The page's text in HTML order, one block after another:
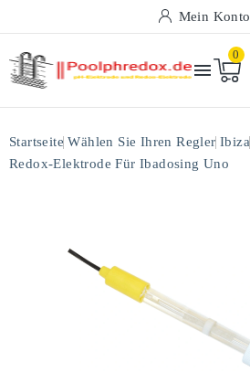
Mein Konto

0
Startseite Wählen Sie Ihren Regler Ibiza
Redox-Elektrode Für Ibadosing Uno